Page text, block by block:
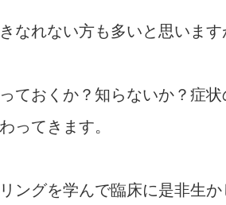
なれない方も多いと思いま
ておくか？知らないか？症
ってきます。
ングを学んで臨床に是非生か